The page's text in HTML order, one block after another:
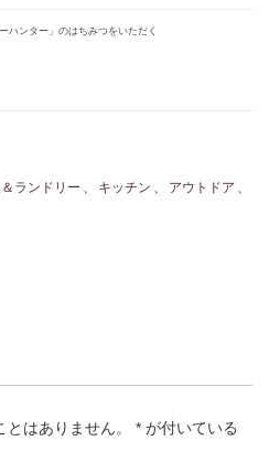
ハンター」のはちみつをいただく
ランドリー キッチン アウトドア
はありません。 * が付いている